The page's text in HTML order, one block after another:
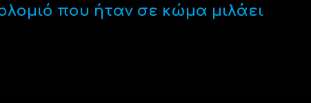
που ήταν σε κώμα μιλάει